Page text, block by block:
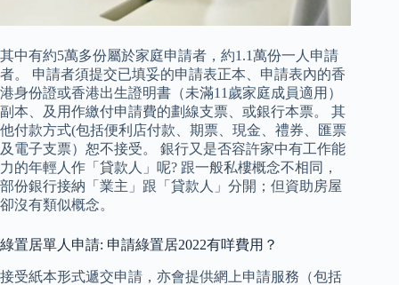
其中有約5萬多份屬於家庭申請者，約1.1萬份一人申請
者。 申請者須提交已填妥的申請表正本、申請表內的香
港身份證或香港出生證明書（未滿11歲家庭成員適用）
副本、及用作繳付申請費的劃線支票、或銀行本票。 其
他付款方式(包括便利店付款、期票、現金、禮券、匯票
及電子支票）恕不接受。 銀行又是否容許家中有工作能
力的年輕人作「貸款人」呢? 跟一般私樓概念不相同，
部份銀行接納「業主」跟「貸款人」分開；但資助房屋
卻沒有類似概念。
綠置居單人申請: 申請綠置居2022有咩費用？
接受紙本形式遞交申請，亦會提供網上申請服務（包括